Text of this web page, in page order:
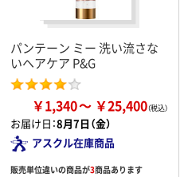
パンテーン ミー 洗い流さな
いヘアケア P&G
￥1,340 ￥25,400
お届け日：8月7日（金）
アスクル在庫商品
販売単位違いの商品が3商品あります